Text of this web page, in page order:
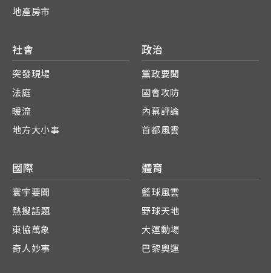
地產房市
社會
突發現場
法庭
暖流
地方大小事
政治
黨政要聞
國會攻防
內幕評論
首都風雲
國際
寰宇要聞
熱搜話題
東協萬象
奇人妙事
體育
籃球風雲
野球天地
大運動場
巴黎奧運